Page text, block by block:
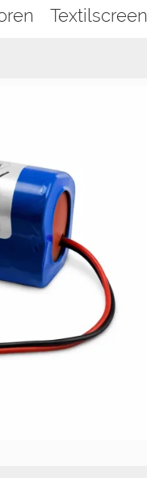
Textilscreen